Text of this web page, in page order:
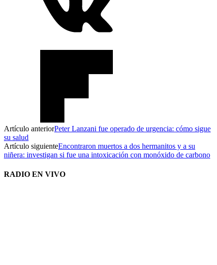
Artículo anteriorPeter Lanzani fue operado de urgencia: cómo sigue
su salud
Artículo siguienteEncontraron muertos a dos hermanitos y a su
niñera: investigan si fue una intoxicación con monóxido de carbono
RADIO EN VIVO